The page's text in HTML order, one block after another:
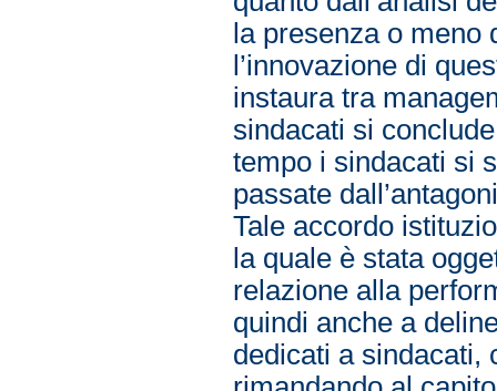
la presenza o meno
l’innovazione di
instaura tra
sindacati si
tempo i sindacati si
passate
Tale accordo
la quale è stata
relazione alla
quindi anche a
dedicati a sindacati,